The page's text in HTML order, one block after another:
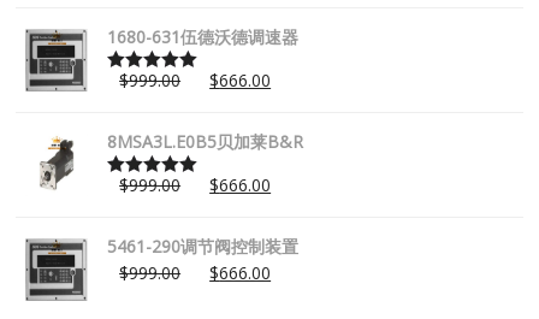
1680-631伍德沃德调速器
Rated5.00
$999.00 $666.00
8MSA3L.E0B5贝加莱B&R
Rated5.00
$999.00 $666.00
5461-290调节阀控制装置
$999.00 $666.00